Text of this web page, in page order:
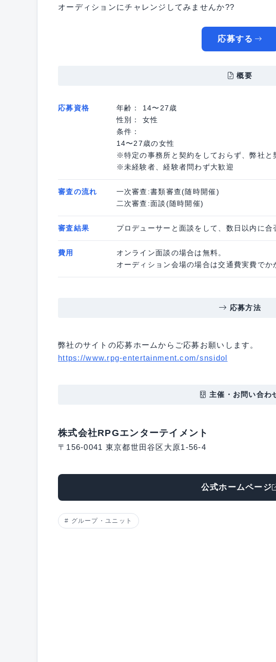
オーディションにチャレンジしてみませんか??
応募する
概要
応募資格
年齢： 14〜27歳
性別： 女性
条件：
14〜27歳の女性
※特定の事務所と契約をしておらず、弊社と
※未経験者、経験者問わず大歓迎
審査の流れ
一次審查:書類審查(随時開催)
二次審查:面談(随時開催)
審査結果 プロデューサーと面談をして、数日以内に合
費用
オンライン面談の場合は無料。
オーディション会場の場合は交通費実費でか
応募方法
弊社のサイトの応募ホームからご応募お願いします。
https://www.rpg-entertainment.com/snsidol
主催・お問い合わ
株式会社RPGエンターテイメント
〒156-0041 東京都世田谷区大原1-56-4
公式ホームページ
グループ・ユニット